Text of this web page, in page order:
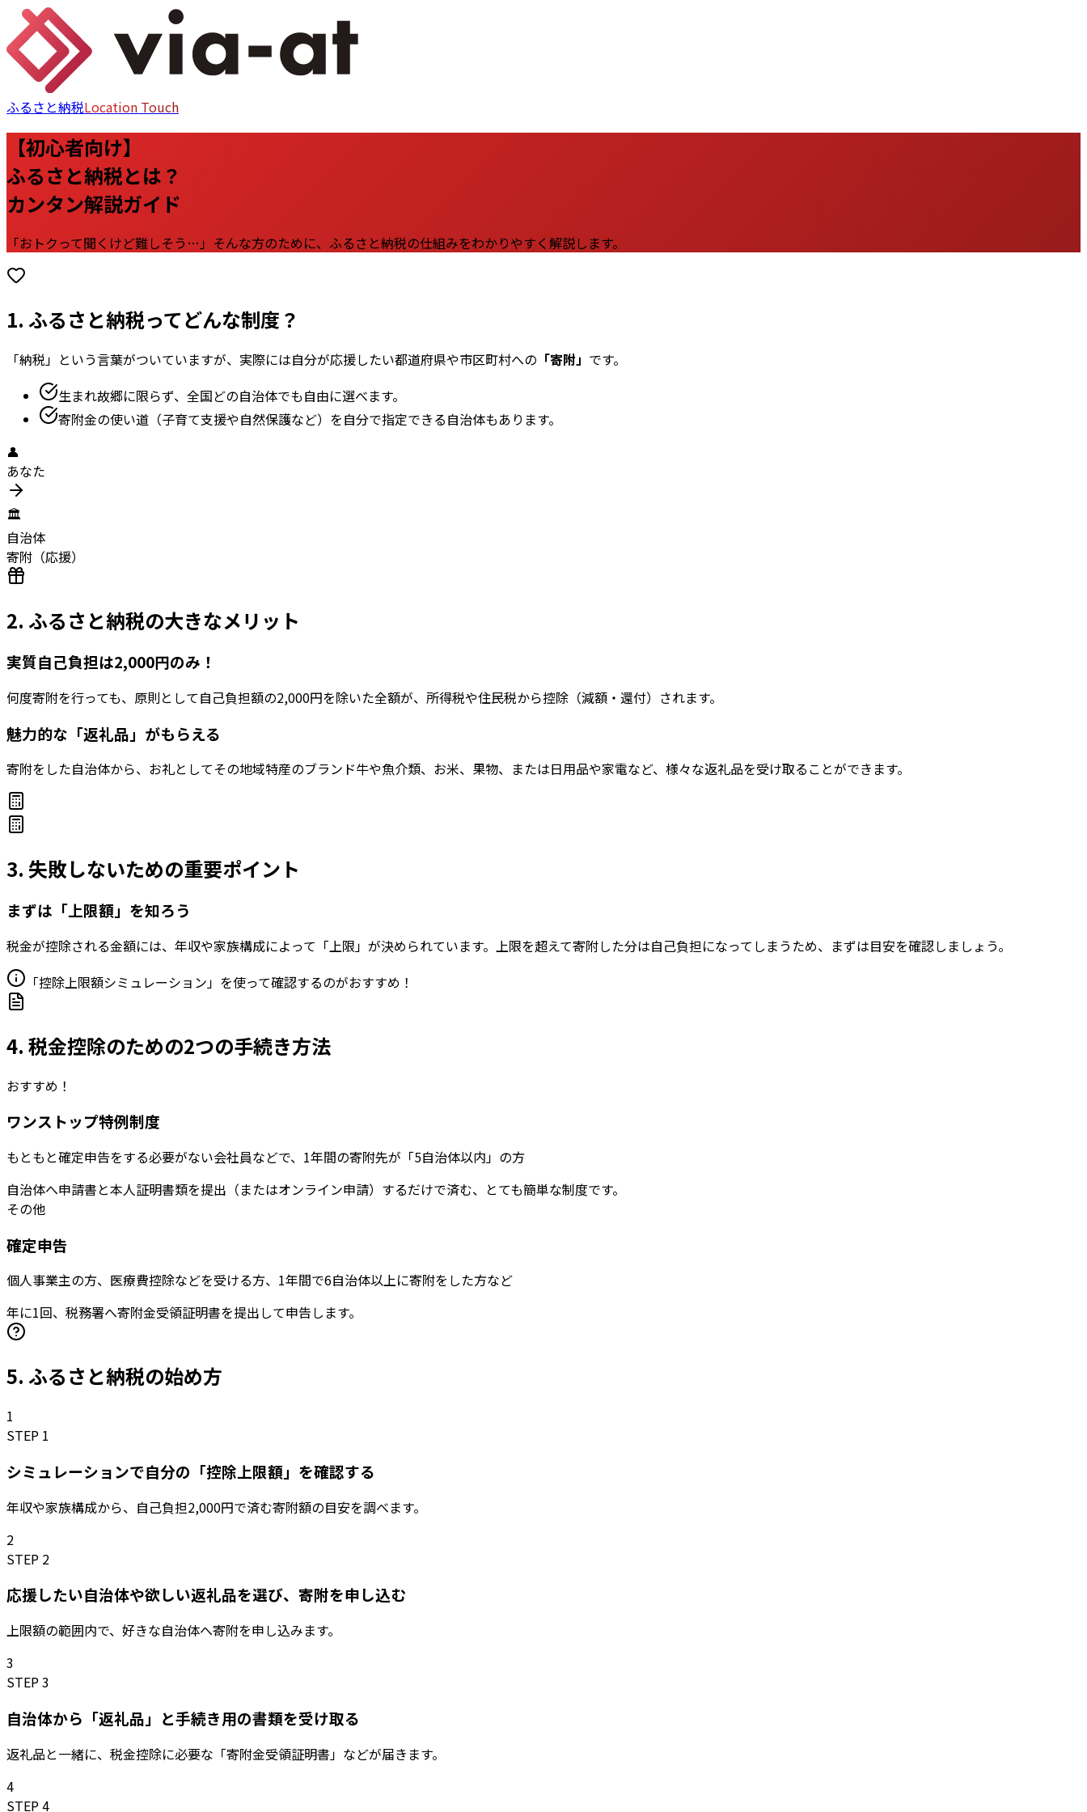
ふるさと納税Location Touch
【初心者向け】
ふるさと納税とは？
カンタン解説ガイド
「おトクって聞くけど難しそう…」そんな方のために、ふるさと納税の仕組みをわかりやすく解説します。
1. ふるさと納税ってどんな制度？
「納税」という言葉がついていますが、実際には自分が応援したい都道府県や市区町村への 「寄附」 です。
生まれ故郷に限らず、全国どの自治体でも自由に選べます。
寄附金の使い道（子育て支援や自然保護など）を自分で指定できる自治体もあります。
👤
あなた
🏛️
自治体
寄附（応援）
2. ふるさと納税の大きなメリット
実質自己負担は2,000円のみ！
何度寄附を行っても、原則として自己負担額の2,000円を除いた全額が、所得税や住民税から控除（減額・還付）されます。
魅力的な「返礼品」がもらえる
寄附をした自治体から、お礼としてその地域特産のブランド牛や魚介類、お米、果物、または日用品や家電など、様々な返礼品を受け取ることができます。
3. 失敗しないための重要ポイント
まずは「上限額」を知ろう
税金が控除される金額には、年収や家族構成によって「上限」が決められています。上限を超えて寄附した分は自己負担になってしまうため、まずは目安を確認しましょう。
「控除上限額シミュレーション」を使って確認するのがおすすめ！
4. 税金控除のための2つの手続き方法
おすすめ！
ワンストップ特例制度
もともと確定申告をする必要がない会社員などで、1年間の寄附先が「5自治体以内」の方
自治体へ申請書と本人証明書類を提出（またはオンライン申請）するだけで済む、とても簡単な制度です。
その他
確定申告
個人事業主の方、医療費控除などを受ける方、1年間で6自治体以上に寄附をした方など
年に1回、税務署へ寄附金受領証明書を提出して申告します。
5. ふるさと納税の始め方
1
STEP 1
シミュレーションで自分の「控除上限額」を確認する
年収や家族構成から、自己負担2,000円で済む寄附額の目安を調べます。
2
STEP 2
応援したい自治体や欲しい返礼品を選び、寄附を申し込む
上限額の範囲内で、好きな自治体へ寄附を申し込みます。
3
STEP 3
自治体から「返礼品」と手続き用の書類を受け取る
返礼品と一緒に、税金控除に必要な「寄附金受領証明書」などが届きます。
4
STEP 4